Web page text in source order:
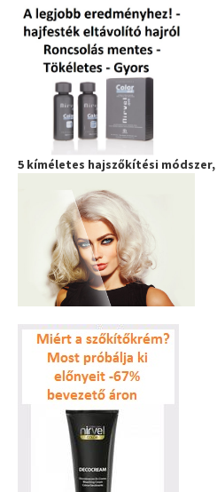
5 kíméletes hajszőkítési